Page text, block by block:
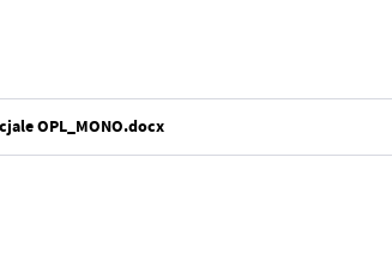
OPL_MONO.docx